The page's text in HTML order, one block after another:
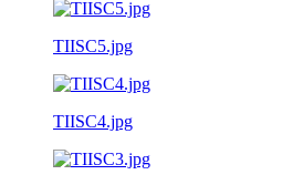
TIISC5.jpg
TIISC4.jpg